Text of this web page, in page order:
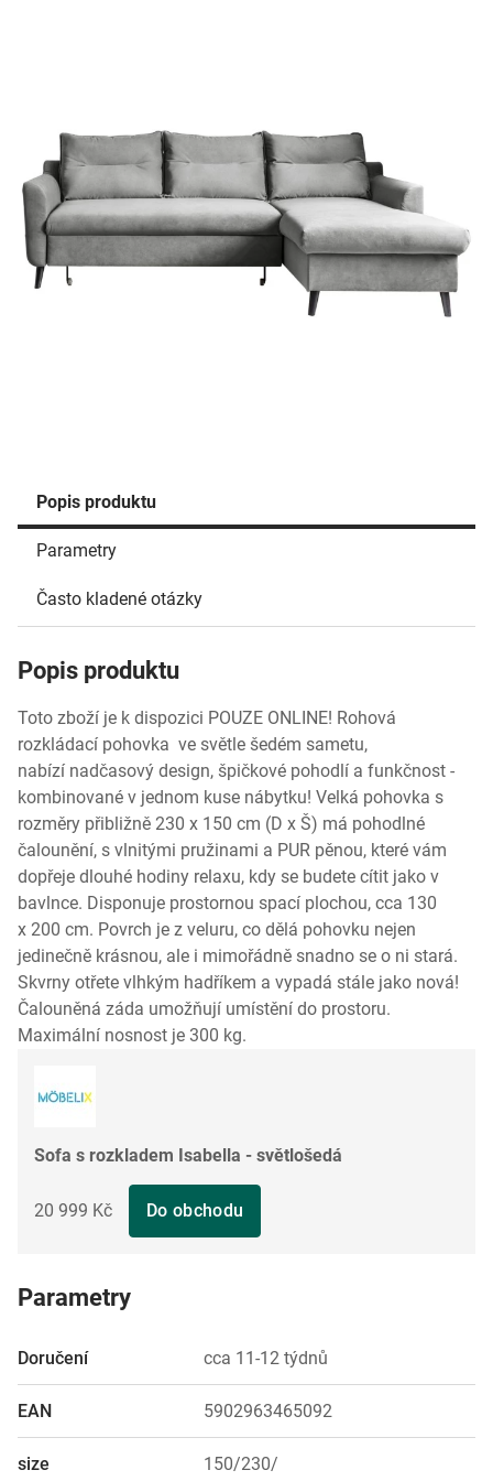
Popis produktu
Parametry
Často kladené otázky
Popis produktu
Toto zboží je k dispozici POUZE ONLINE! Rohová
rozkládací pohovka ve světle šedém sametu,
nabízí nadčasový design, špičkové pohodlí a funkčnost -
kombinované v jednom kuse nábytku! Velká pohovka s
rozměry přibližně 230 x 150 cm (D x Š) má pohodlné
čalounění, s vlnitými pružinami a PUR pěnou, které vám
dopřeje dlouhé hodiny relaxu, kdy se budete cítit jako v
bavlnce. Disponuje prostornou spací plochou, cca 130
x 200 cm. Povrch je z veluru, co dělá pohovku nejen
jedinečně krásnou, ale i mimořádně snadno se o ni stará.
Skvrny otřete vlhkým hadříkem a vypadá stále jako nová!
Čalouněná záda umožňují umístění do prostoru.
Maximální nosnost je 300 kg.
Sofa s rozkladem Isabella - světlošedá
20 999 Kč Do obchodu
Parametry
Doručení cca 11-12 týdnů
EAN 5902963465092
size 150/230/